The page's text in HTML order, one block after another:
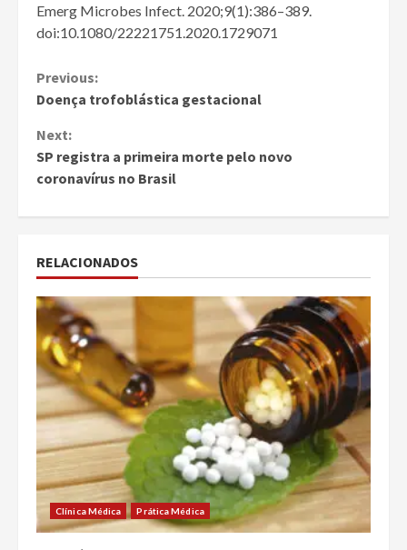
Emerg Microbes Infect. 2020;9(1):386–389.
doi:10.1080/22221751.2020.1729071
Continue
Reading
Previous:
Doença trofoblástica gestacional
Next:
SP registra a primeira morte pelo novo
coronavírus no Brasil
RELACIONADOS
Clínica Médica Prática Médica